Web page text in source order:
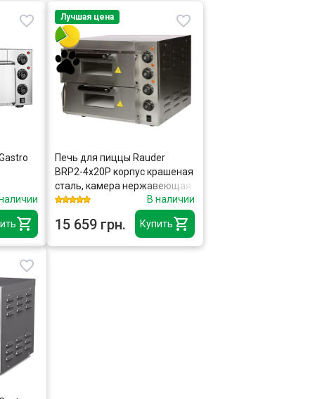
Купить
Лучшая цена
Печь для пиццы Rauder
BRP2-4x20P корпус крашеная
сталь, камера нержавеющая
сталь
В наличии
15 659 грн.